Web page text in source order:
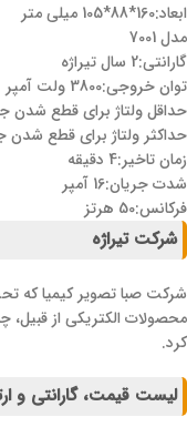
ابعاد:160*88*105 میلی متر
مدل 7001
گارانتی:2 سال تیراژه
توان خروجی:3800 ولت آمپر
حداقل ولتاژ برای قطع شدن جریان:170-
حداکثر ولتاژ برای قطع شدن
زمان تاخیر:4 دقیقه
شدت جریان:16 آمپر
فرکانس:50 هرتز
شرکت تیراژه
محصولات الکتریکی از قبیل،
کرد.
لیست قیمت، گارانتی و